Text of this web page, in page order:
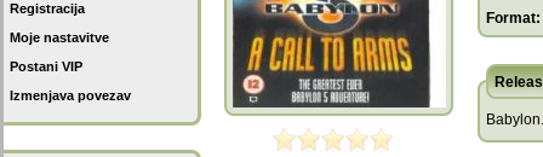
Registracija
Moje nastavitve
Postani VIP
Izmenjava povezav
Format: